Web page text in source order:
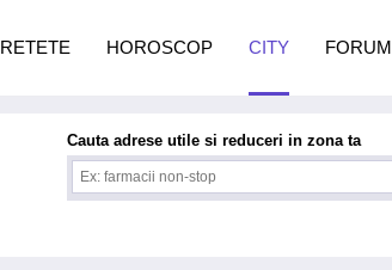
Cauta adrese utile si reduceri in zona ta
RETETE HOROSCOP CITY FORUM